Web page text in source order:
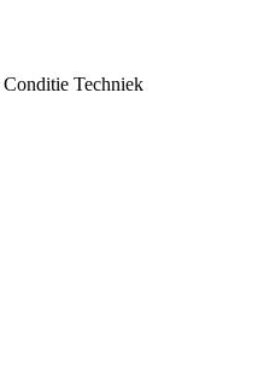
Conditie Techniek